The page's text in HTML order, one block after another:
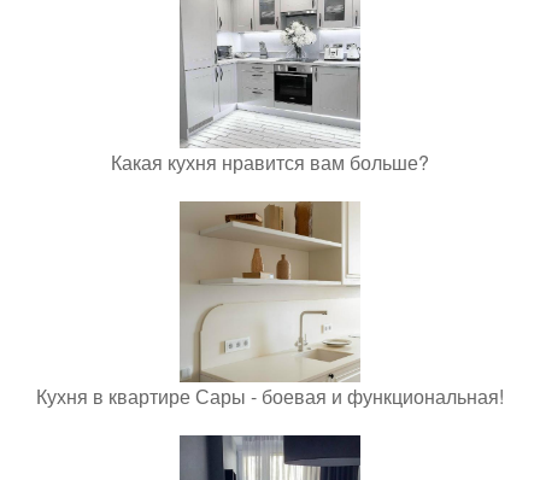
Какая кухня нравится вам больше?
Кухня в квартире Сары - боевая и функциональная!